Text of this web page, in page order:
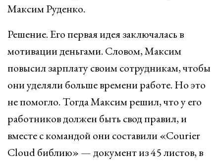
Максим Руденко.
Решение. Его первая идея заключалась в
мотивации деньгами. Словом, Максим
повысил зарплату своим сотрудникам, чтобы
они уделяли больше времени работе. Но это
не помогло. Тогда Максим решил, что у его
работников должен быть свод правил, и
вместе с командой они составили «Courier
Cloud библию» — документ из 45 листов, в